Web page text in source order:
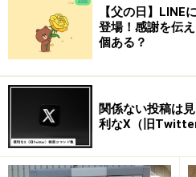
画面ロックをかけていても、
末に指すことで通話などが
ドにもロックをかけておくと
LINEなどのアプリにはロック
ードはその都度入力するよう
「iPhoneを探す」で
【父の日】LINE
登場！感謝を伝
個ある？
関係ない投稿は
利なX（旧